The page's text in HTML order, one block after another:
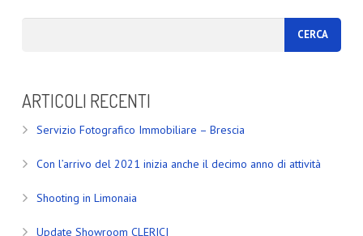
ARTICOLI RECENTI
Servizio Fotografico Immobiliare – Brescia
Con l’arrivo del 2021 inizia anche il decimo anno di attività
Shooting in Limonaia
Update Showroom CLERICI